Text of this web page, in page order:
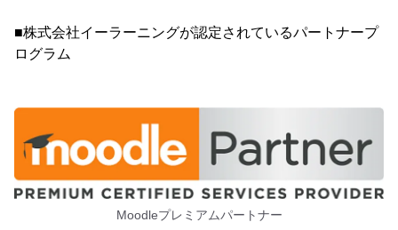
■株式会社イーラーニングが認定されているパートナープ
ログラム
Moodleプレミアムパートナー